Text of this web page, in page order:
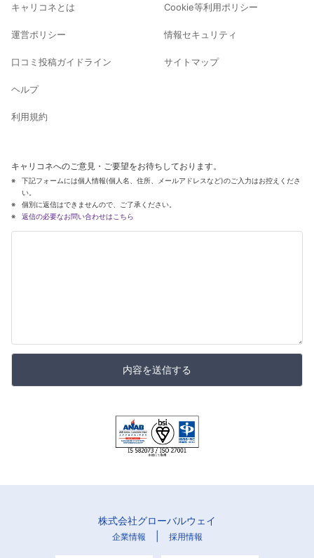
キャリコネとは
運営ポリシー
口コミ投稿ガイドライン
ヘルプ
利用規約
Cookie等利用ポリシー
情報セキュリティ
サイトマップ
キャリコネへのご意見・ご要望をお待ちしております。
下記フォームには個人情報(個人名、住所、メールアドレスなど)のご入力はお控えくださ
い。
個別に返信はできませんので、ご了承ください。
返信の必要なお問い合わせはこちら
内容を送信する
株式会社グローバルウェイ
企業情報 採用情報